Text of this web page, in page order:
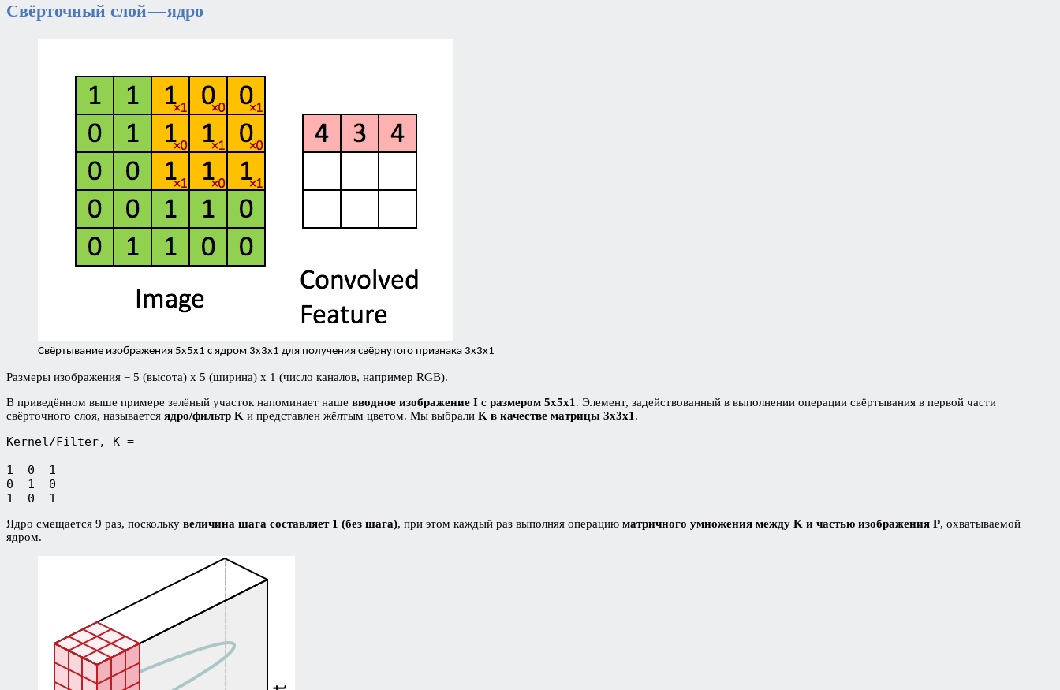
Свёрточный слой — ядро
Свёртывание изображения 5х5х1 с ядром 3х3х1 для получения свёрнутого признака 3х3х1
Размеры изображения = 5 (высота) х 5 (ширина) х 1 (число каналов, например RGB).
В приведённом выше примере зелёный участок напоминает наше вводное изображение I с размером 5х5х1 . Элемент, задействованный в выполнении операции свёртывания в первой части
свёрточного слоя, называется ядро/фильтр K и представлен жёлтым цветом. Мы выбрали K в качестве матрицы 3х3х1 .
Kernel/Filter, K =
1  0  1
0  1  0
1  0  1
Ядро смещается 9 раз, поскольку величина шага составляет 1 (без шага), при этом каждый раз выполняя операцию матричного умножения между K и частью изображения P, охватываемой
ядром.